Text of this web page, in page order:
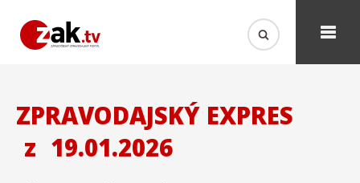
ZPRAVODAJSKÝ EXPRES
z 19.01.2026